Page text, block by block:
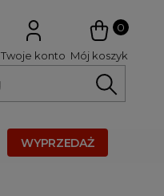
0
Mój koszyk
Twoje konto
WYPRZEDAŻ